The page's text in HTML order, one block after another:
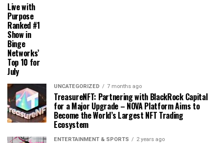
Live with
Purpose
Ranked #1
Show in
Binge
Networks’
Top 10 for
July
UNCATEGORIZED 7 months ago
TreasureNFT: Partnering with BlackRock Capital
for a Major Upgrade – NOVA Platform Aims to
Become the World’s Largest NFT Trading
Ecosystem
ENTERTAINMENT & SPORTS 2 years ago